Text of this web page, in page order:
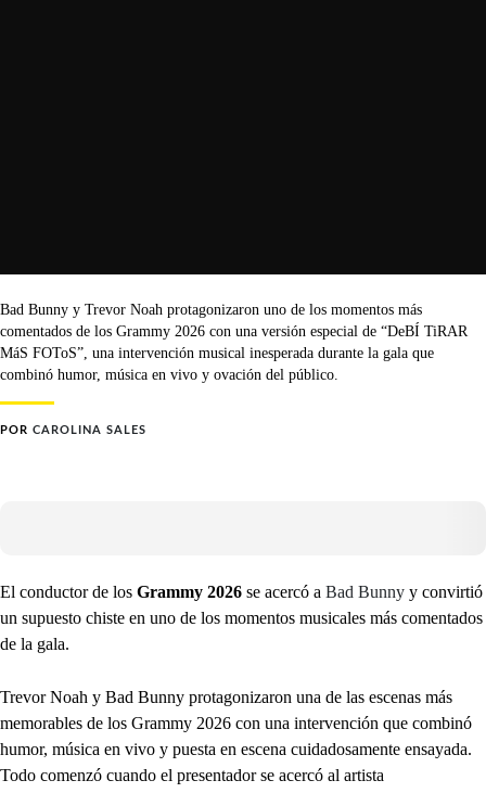
Bad Bunny y Trevor Noah protagonizaron uno de los momentos más
comentados de los Grammy 2026 con una versión especial de “DeBÍ TiRAR
MáS FOToS”, una intervención musical inesperada durante la gala que
combinó humor, música en vivo y ovación del público.
POR CAROLINA SALES
El conductor de los Grammy 2026 se acercó a Bad Bunny y convirtió
un supuesto chiste en uno de los momentos musicales más comentados
de la gala.
Trevor Noah y Bad Bunny protagonizaron una de las escenas más
memorables de los Grammy 2026 con una intervención que combinó
humor, música en vivo y puesta en escena cuidadosamente ensayada.
Todo comenzó cuando el presentador se acercó al artista